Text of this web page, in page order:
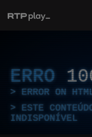
ERRO
ERROR ON
ESTE
INDISPONÍVEL